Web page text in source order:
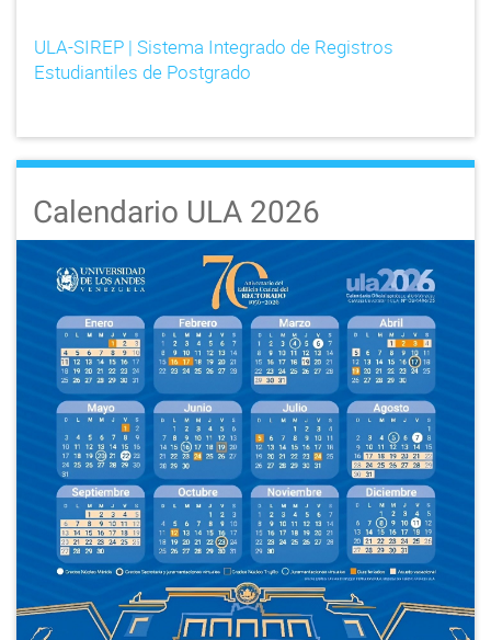
ULA-SIREP | Sistema Integrado de Registros
Estudiantiles de Postgrado
Calendario ULA 2026